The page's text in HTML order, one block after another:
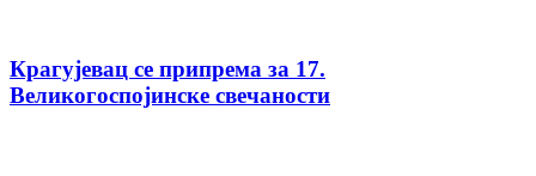
Крагујевац се припрема за 17.
Великогоспојинске свечаности